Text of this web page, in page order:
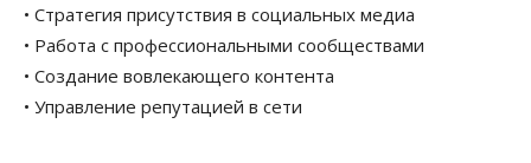
• Стратегия присутствия в социальных медиа
• Работа с профессиональными сообществами
• Создание вовлекающего контента
• Управление репутацией в сети